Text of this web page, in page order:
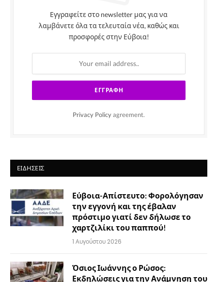
Εγγραφείτε στο newsletter μας για να
λαμβάνετε όλα τα τελευταία νέα, καθώς και
προσφορές στην Εύβοια!
Privacy Policy agreement.
ΕΙΔΉΣΕΙΣ
Εύβοια-Απίστευτο: Φορολόγησαν
την εγγονή και της έβαλαν
πρόστιμο γιατί δεν δήλωσε το
χαρτζιλίκι του παππού!
1 Αυγούστου 2026
Όσιος Ιωάννης ο Ρώσος:
Εκδηλώσεις για την Ανάμνηση του